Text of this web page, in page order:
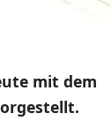
mit dem